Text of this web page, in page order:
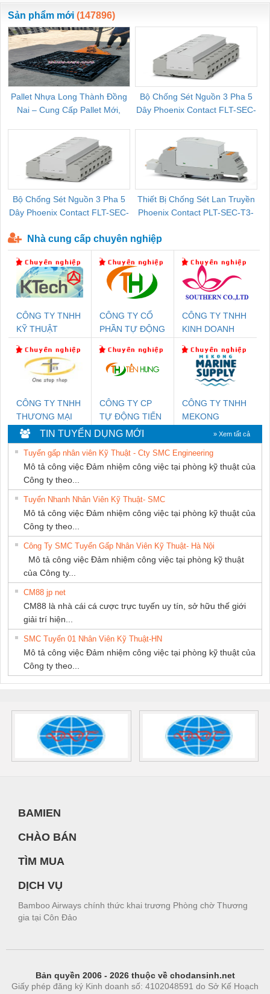
ewara
CHUA CHAY
Sản phẩm mới (147896)
Pallet Nhựa Long Thành Đồng
Nai – Cung Cấp Pallet Mới,
Bộ Chống Sét Nguồn 3 Pha 5
Dây Phoenix Contact FLT-SEC-
Bộ Chống Sét Nguồn 3 Pha 5
Dây Phoenix Contact FLT-SEC-
Thiết Bị Chống Sét Lan Truyền
Phoenix Contact PLT-SEC-T3-
Nhà cung cấp chuyên nghiệp
CÔNG TY TNHH
KỸ THUẬT
NAM
CÔNG TY CỔ
PHẦN TỰ ĐỘNG
CÔNG TY TNHH
KINH DOANH
PHƯƠNG NAM
CÔNG TY TNHH
THƯƠNG MẠI
THIÊN ÂN VIỆT
NAM
CÔNG TY CP
TỰ ĐỘNG TIẾN
HƯNG
CÔNG TY TNHH
MEKONG
SUPPLY
TIN TUYỂN DỤNG MỚI » Xem tất cả
Tuyển gấp nhân viên Kỹ Thuật - Cty SMC Engineering
Mô tả công việc Đảm nhiệm công việc tại phòng kỹ thuật của
Công ty theo...
Tuyển Nhanh Nhân Viên Kỹ Thuật- SMC
Mô tả công việc Đảm nhiệm công việc tại phòng kỹ thuật của
Công ty theo...
Công Ty SMC Tuyển Gấp Nhân Viên Kỹ Thuật- Hà Nội
Mô tả công việc Đảm nhiệm công việc tại phòng kỹ thuật
của Công ty...
CM88 jp net
CM88 là nhà cái cá cược trực tuyến uy tín, sở hữu thế giới
giải trí hiện...
SMC Tuyển 01 Nhân Viên Kỹ Thuật-HN
Mô tả công việc Đảm nhiệm công việc tại phòng kỹ thuật của
Công ty theo...
BAMIEN
CHÀO BÁN
TÌM MUA
DỊCH VỤ
Bamboo Airways chính thức khai trương Phòng chờ Thương
gia tại Côn Đảo
Bản quyền 2006 - 2026 thuộc về chodansinh.net
Giấy phép đăng ký Kinh doanh số: 4102048591 do Sở Kế Hoạch